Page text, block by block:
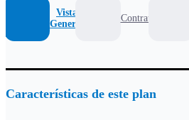
Vista
General
Contrato
Características de este plan